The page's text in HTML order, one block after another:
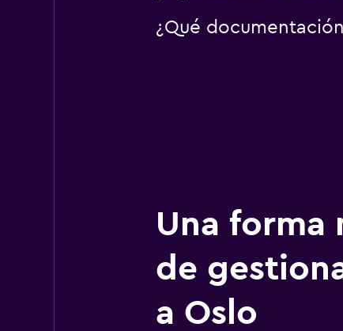
¿Qué
Una forma
de
a Oslo